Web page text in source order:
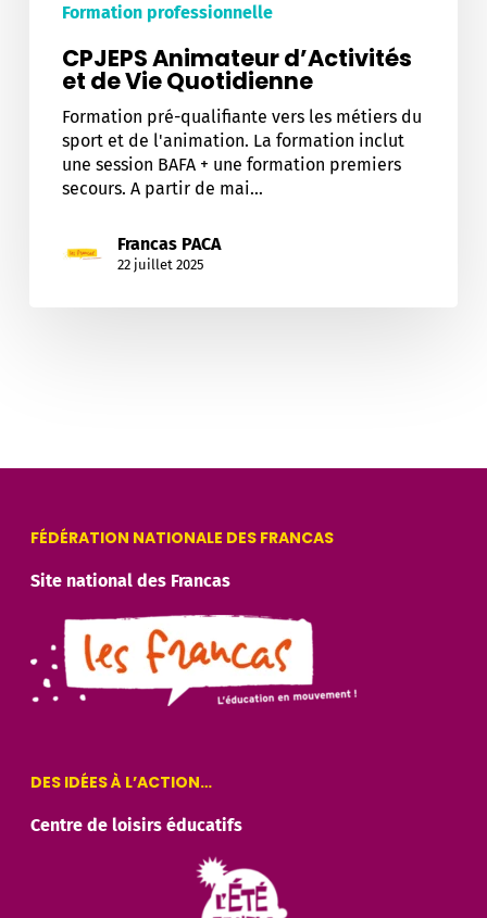
Formation professionnelle
CPJEPS Animateur d’Activités
et de Vie Quotidienne
Formation pré-qualifiante vers les métiers du
sport et de l'animation. La formation inclut
une session BAFA + une formation premiers
secours. A partir de mai…
Francas PACA
22 juillet 2025
FÉDÉRATION NATIONALE DES FRANCAS
Site national des Francas
DES IDÉES À L’ACTION…
Centre de loisirs éducatifs